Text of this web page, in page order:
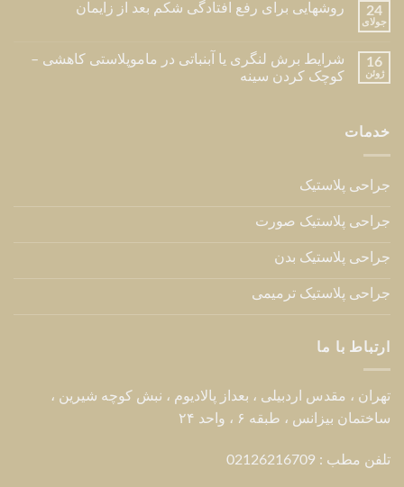
24
جولای
روشهایی برای رفع افتادگی شکم بعد از زایمان
16
ژوئن
شرایط برش لنگری یا آبنباتی در ماموپلاستی کاهشی –
کوچک کردن سینه
خدمات
جراحی پلاستیک
جراحی پلاستیک صورت
جراحی پلاستیک بدن
جراحی پلاستیک ترمیمی
ارتباط با ما
تهران ، مقدس اردبیلی ، بعداز پالادیوم ، نبش کوچه شیرین ،
ساختمان بیزانس ، طبقه ۶ ، واحد ۲۴
تلفن مطب : 02126216709